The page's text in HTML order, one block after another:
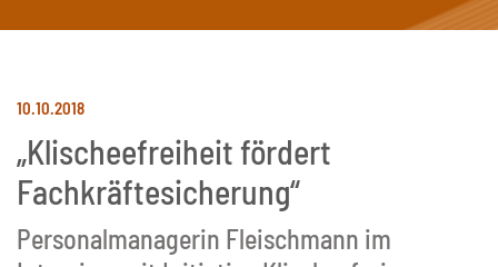
PDF Seite mit Video Alle Dokumenttypen
10.10.2018
„Klischeefreiheit fördert
Fachkräftesicherung“
Personalmanagerin Fleischmann im